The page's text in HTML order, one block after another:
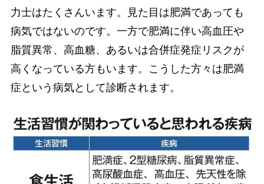
力士はたくさんいます。見た目は肥満であっても
病気ではないのです。一方で肥満に伴い高血圧や
脂質異常、高血糖、あるいは合併症発症リスクが
高くなっている方もいます。こうした方々は肥満
症という病気として診断されます。